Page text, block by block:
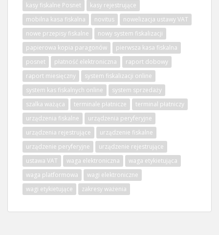
kasy fiskalne Posnet
kasy rejestrujące
mobilna kasa fiskalna
novitus
nowelizacja ustawy VAT
nowe przepisy fiskalne
nowy system fiskalizacji
papierowa kopia paragonów
pierwsza kasa fiskalna
posnet
płatność elektroniczna
raport dobowy
raport miesięczny
system fiskalizacji online
system kas fiskalnych online
system sprzedaży
szalka ważąca
terminale płatnicze
terminal płatniczy
urządzenia fiskalne
urządzenia peryferyjne
urządzenia rejestrujące
urządzenie fiskalne
urządzenie peryferyjne
urządzenie rejestrujące
ustawa VAT
waga elektroniczna
waga etykietująca
waga platformowa
wagi elektroniczne
wagi etykietujące
zakresy ważenia